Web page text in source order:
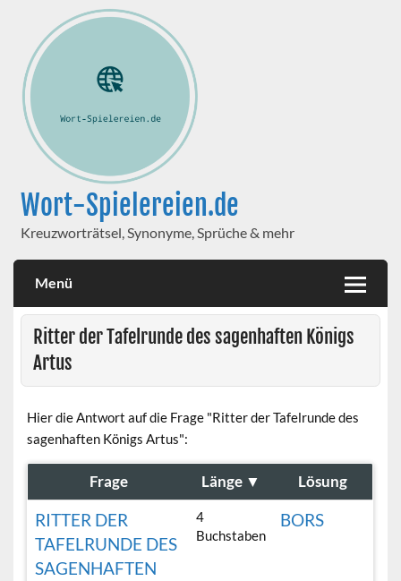
Wort-Spielereien.de
Kreuzworträtsel, Synonyme, Sprüche & mehr
Menü
Ritter der Tafelrunde des sagenhaften Königs
Artus
Hier die Antwort auf die Frage "Ritter der Tafelrunde des
sagenhaften Königs Artus":
Frage Länge ▼ Lösung
RITTER DER
TAFELRUNDE DES
SAGENHAFTEN
4
Buchstaben
BORS